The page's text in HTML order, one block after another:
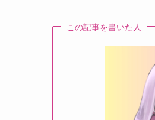
この記事を書いた人